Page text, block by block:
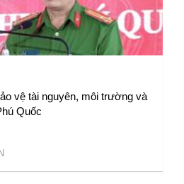
vệ tài nguyên, môi trường và
Quốc